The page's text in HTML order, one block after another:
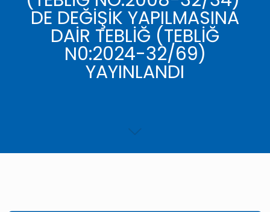
DE DEĞİŞİK YAPILMASINA
DAİR TEBLİĞ (TEBLİĞ
N0:2024-32/69)
YAYINLANDI